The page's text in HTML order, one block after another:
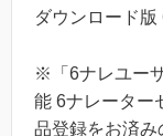
ダウンロード
※「6ナレユー
能 6ナレーター
品登録をお済